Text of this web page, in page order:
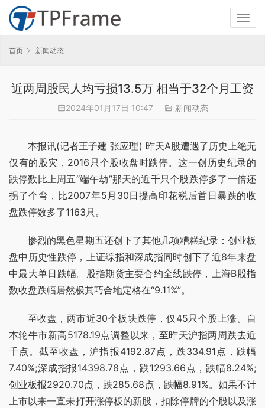
首页 新闻动态
近两周股民人均亏损13.5万 相当于32个月工资
2024年01月17日 10:47 新闻动态
本报讯(记者王子建 张应理) 昨天A股遭遇了历史上绝无
仅有的股灾，2016只个股收盘时跌停。这一创历史纪录的
跌停数比上周五“端午劫”那天的近千只个股跌停多了一倍还
拐了个弯，比2007年5月30日提高印花税后首日暴跌的收
盘跌停数多了1163只。
惨烈的黑色星期五还创下了其他几项糟糕纪录：创业板
盘中历史性跌停，上证综指和深成指同时创下了近8年来盘
中最大单日跌幅。股指期货主要合约全线跌停，上海B股指
数收盘跌幅居然极其巧合地定格在“9.11%”。
至收盘，两市近30个板块跌停，仅45只个股上涨。自
本轮牛市新高5178.19点调整以来，至昨天沪指两周跌去近
千点。截至收盘，沪指报4192.87点，跌334.91点，跌幅
7.40%;深成指报14398.78点，跌1293.66点，跌幅8.24%;
创业板报2920.70点，跌285.68点，跌幅8.91%。如果不计
上市以来一直未打开涨停板的新股，扣除停牌的个股以及涨